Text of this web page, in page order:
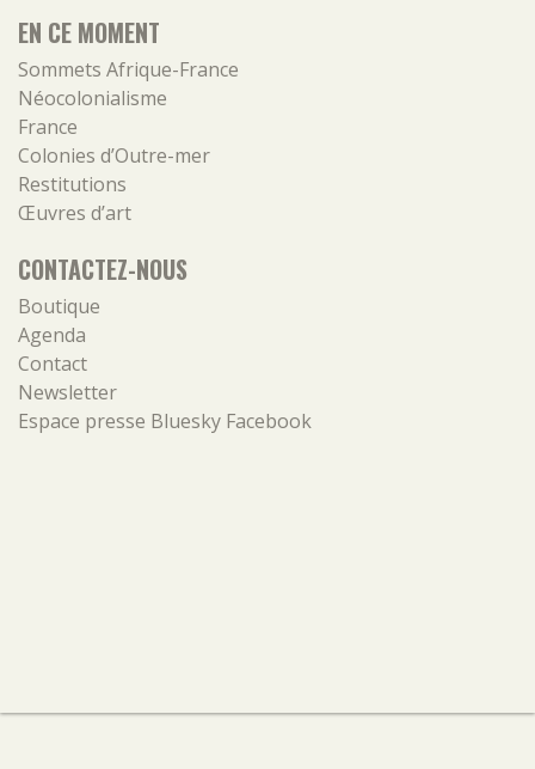
EN CE MOMENT
Sommets Afrique-France
Néocolonialisme
France
Colonies d’Outre-mer
Restitutions
Œuvres d’art
CONTACTEZ-NOUS
Boutique
Agenda
Contact
Newsletter
Espace presse Bluesky Facebook